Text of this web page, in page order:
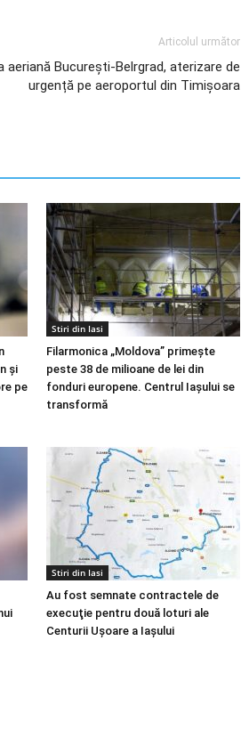
Articolul următor
aeriană București-Belrgrad, aterizare de
urgență pe aeroportul din Timișoara
și
pe
Stiri din Iasi
Filarmonica „Moldova” primește
peste 38 de milioane de lei din
fonduri europene. Centrul Iașului se
transformă
Stiri din Iasi
Au fost semnate contractele de
execuţie pentru două loturi ale
Centurii Uşoare a Iaşului